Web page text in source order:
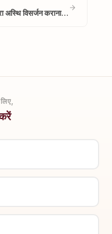
अस्थि विसर्जन कराना…